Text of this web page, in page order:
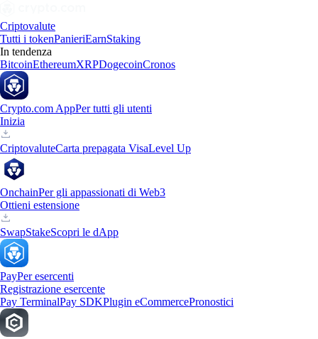
Criptovalute
Tutti i tokenPanieriEarnStaking
In tendenza
BitcoinEthereumXRPDogecoinCronos
Crypto.com AppPer tutti gli utenti
Inizia
CriptovaluteCarta prepagata VisaLevel Up
OnchainPer gli appassionati di Web3
Ottieni estensione
SwapStakeScopri le dApp
PayPer esercenti
Registrazione esercente
Pay TerminalPay SDKPlugin eCommercePronostici